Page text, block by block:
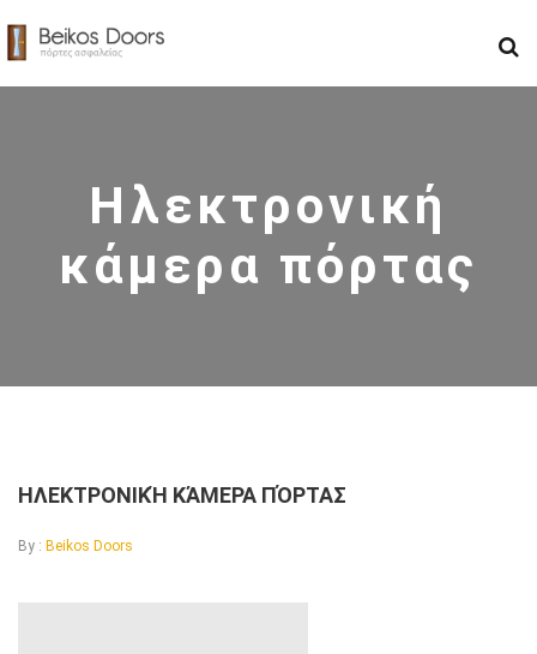
Ηλεκτρονική
κάμερα πόρτας
ΗΛΕΚΤΡΟΝΙΚΉ ΚΆΜΕΡΑ ΠΌΡΤΑΣ
By : Beikos Doors